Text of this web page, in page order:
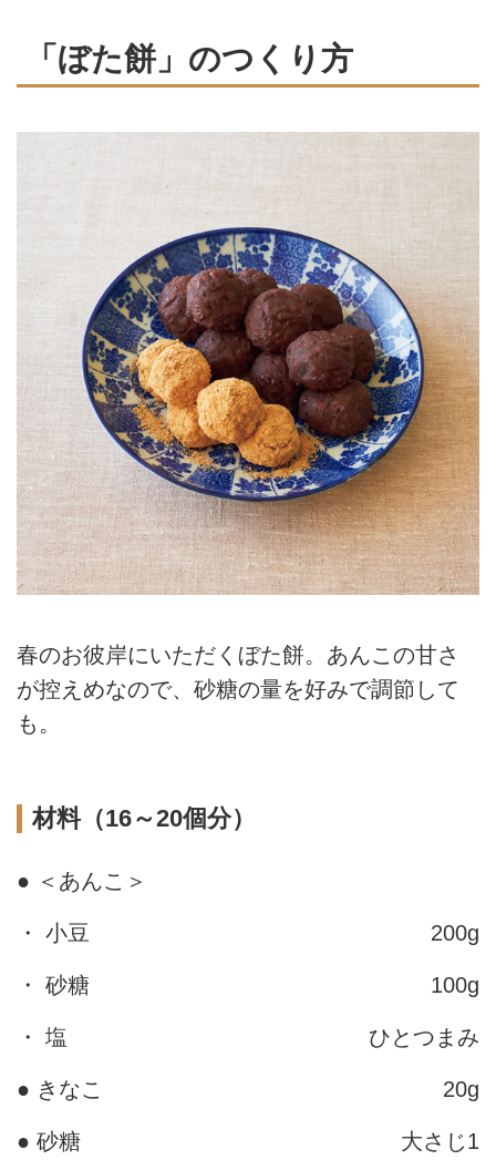
「ぼた餅」のつくり方
春のお彼岸にいただくぼた餅。あんこの甘さ
が控えめなので、砂糖の量を好みで調節して
も。
材料（16～20個分）
● ＜あんこ＞
・ 小豆 200g
・ 砂糖 100g
・ 塩 ひとつまみ
● きなこ 20g
● 砂糖 大さじ1